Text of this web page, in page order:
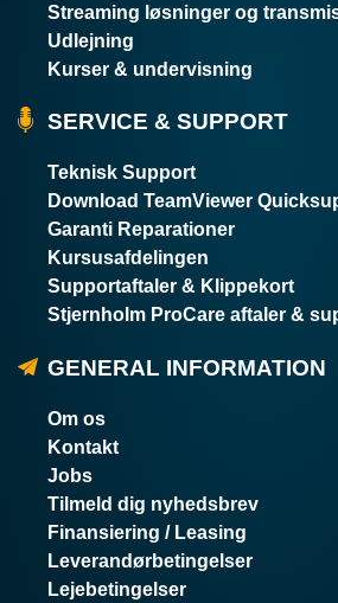
Streaming løsninger og
Udlejning
Kurser & undervisning
SERVICE & SUPPORT
Teknisk Support
Download TeamViewer
Garanti Reparationer
Kursusafdelingen
Supportaftaler & Klippekort
Stjernholm ProCare aftaler &
GENERAL INFORMATION
Om os
Kontakt
Jobs
Tilmeld dig nyhedsbrev
Finansiering / Leasing
Leverandørbetingelser
Lejebetingelser